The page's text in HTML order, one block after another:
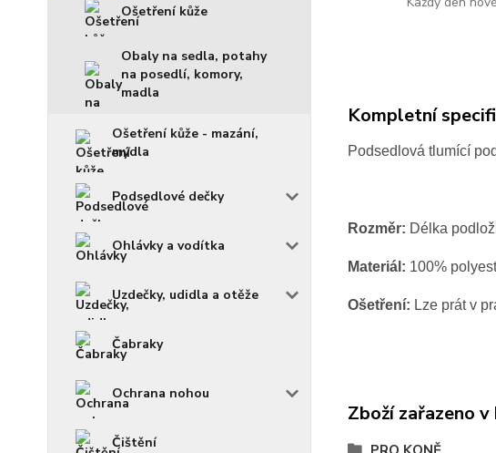
Ošetření kůže
Obaly na sedla, potahy
na posedlí, komory,
madla
Ošetření kůže - mazání,
mýdla
Podsedlové dečky
Ohlávky a vodítka
Uzdečky, udidla a otěže
Čabraky
Ochrana nohou
Čištění
Kompletní
Podsedlová tlumící
Rozměr: Délka
Materiál: 100%
Ošetření: Lze prát v
Zboží zařazeno